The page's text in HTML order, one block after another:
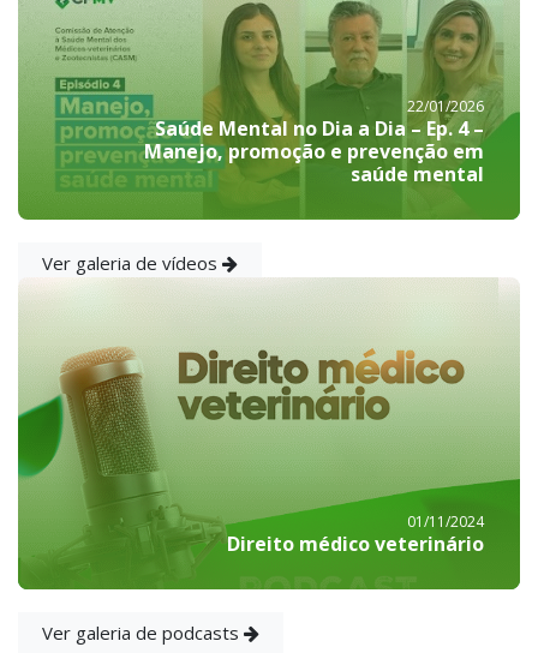
22/01/2026
Saúde Mental no Dia a Dia – Ep. 4 –
Manejo, promoção e prevenção em
saúde mental
Ver galeria de vídeos
01/11/2024
Direito médico veterinário
Ver galeria de podcasts